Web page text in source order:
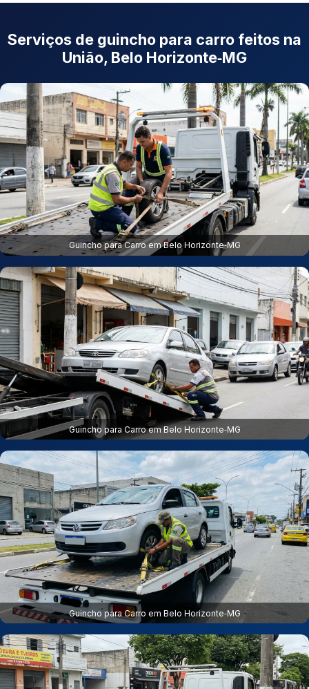
Serviços de guincho para carro feitos na
União, Belo Horizonte‑MG
Guincho para Carro em Belo Horizonte‑MG
Guincho para Carro em Belo Horizonte‑MG
Guincho para Carro em Belo Horizonte‑MG